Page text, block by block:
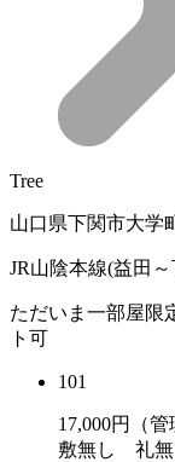
Tree
山口県下関市大学
JR山陰本線(益田
ただいま一部屋限
ト可
101
17,000円（管
敷無し 礼